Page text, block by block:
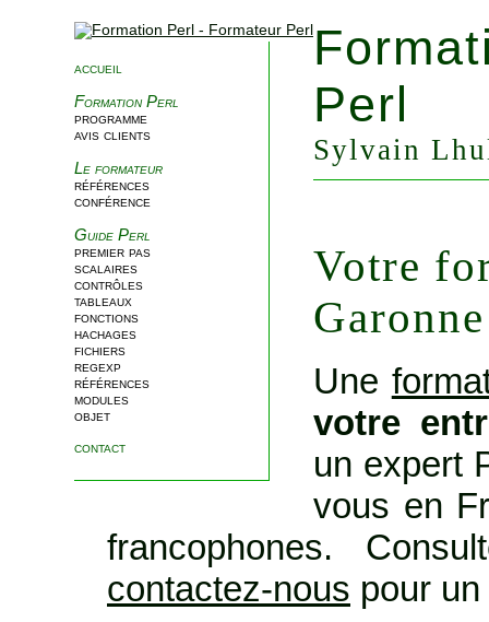
accueil
Formation Perl
programme
avis clients
Le formateur
références
conférence
Guide Perl
premier pas
scalaires
contrôles
tableaux
fonctions
hachages
fichiers
regexp
références
modules
objet
contact
Perl
Sylvain
Votre
Garonne
Une
votre
un expert
vous en
francophones.
contactez-nous pour